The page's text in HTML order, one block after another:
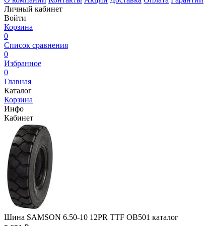
Личный кабинет
Войти
Корзина
0
Список сравнения
0
Избранное
0
Главная
Каталог
Корзина
Инфо
Кабинет
Шина SAMSON 6.50-10 12PR TTF OB501 каталог